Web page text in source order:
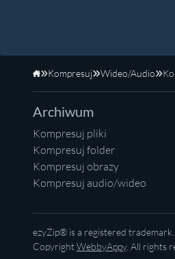
Strona główna
Kompresuj Wideo/Audio
Archiwum
Kompresuj pliki
Kompresuj folder
Kompresuj obrazy
Kompresuj audio/wideo
ezyZip® is a registered trademark.
CopyrightWebbyAppy. All rights